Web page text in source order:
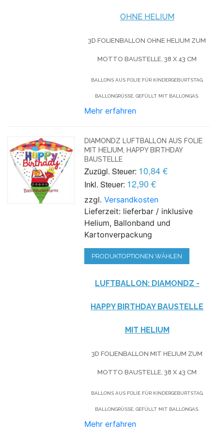
OHNE HELIUM
3D FOLIENBALLON OHNE HELIUM ZUM
MOTTO BAUSTELLE, 38 X 43 CM
BALLONS AUS FOLIE FÜR KINDERGEBURTSTAG,
BALLONGRÜSSE, GEFÜLLT MIT BALLONGAS.
Mehr erfahren
DIAMONDZ LUFTBALLON AUS FOLIE
MIT HELIUM, HAPPY BIRTHDAY
BAUSTELLE
Zuzügl. Steuer: 10,84 €
Inkl. Steuer: 12,90 €
zzgl.Versandkosten
Lieferzeit: lieferbar / inklusive
Helium, Ballonband und
Kartonverpackung
PRODUKTOPTIONEN WÄHLEN
LUFTBALLON: DIAMONDZ -
HAPPY BIRTHDAY BAUSTELLE
MIT HELIUM
3D FOLIENBALLON MIT HELIUM ZUM
MOTTO BAUSTELLE, 38 X 43 CM
BALLONS AUS FOLIE FÜR KINDERGEBURTSTAG,
BALLONGRÜSSE, GEFÜLLT MIT BALLONGAS.
Mehr erfahren